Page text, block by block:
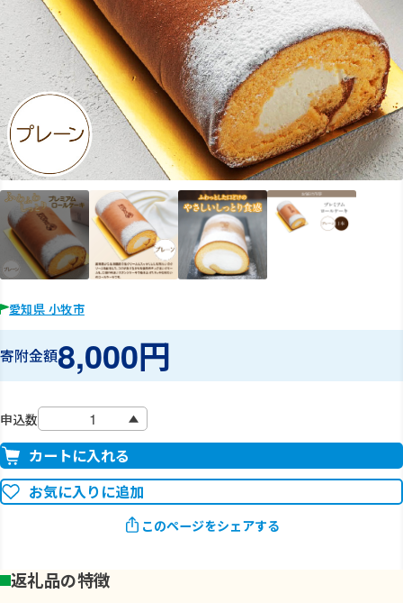
愛知県 小牧市
寄附金額8,000円
申込数
カートに入れる
お気に入りに追加
このページをシェアする
返礼品の特徴